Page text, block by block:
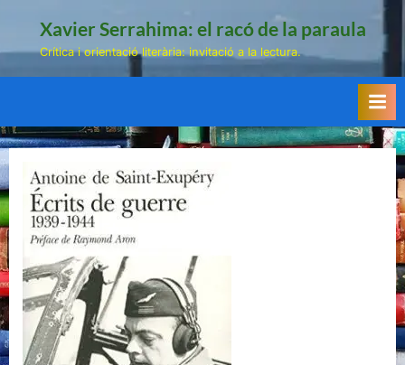
Xavier Serrahima: el racó de la paraula
Crítica i orientació literària: invitació a la lectura.